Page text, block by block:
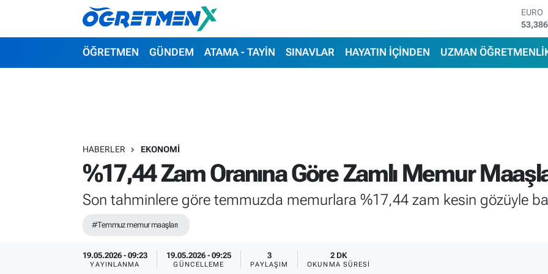
ÖĞRETMEN GÜNDEM ATAMA - TAYİN SINAVLAR HAYATIN İÇİNDEN UZMAN
HABERLER EKONOMİ
%17,44 Zam Oranına Göre Zamlı Memur
Son tahminlere göre temmuzda memurlara %17,44 zam kesin gözüyle
#Temmuz memur maaşları
19.05.2026 - 09:23
YAYINLANMA
19.05.2026 - 09:25
GÜNCELLEME
3
PAYLAŞIM
2 DK
OKUNMA SÜRESI
ÖĞRETMEN
HAYATIN İÇİNDEN
UZMAN ÖĞRETMENLİK
İstanbul Nöbetçi Eczaneler
Süper Lig Puan Durumu ve Fikstür
Tüm Manşetler
Haber Arşivi